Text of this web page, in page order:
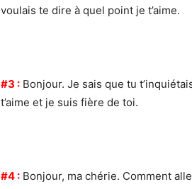
voulais te dire à quel point je t’aime.
#3 : Bonjour. Je sais que tu
t’aime et je suis fière de toi.
#4 : Bonjour, ma chérie. Comment